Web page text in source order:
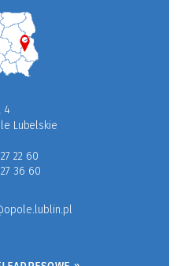
4
Lubelskie
22 60
36 60